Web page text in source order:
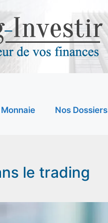
Nos Dossiers
le trading